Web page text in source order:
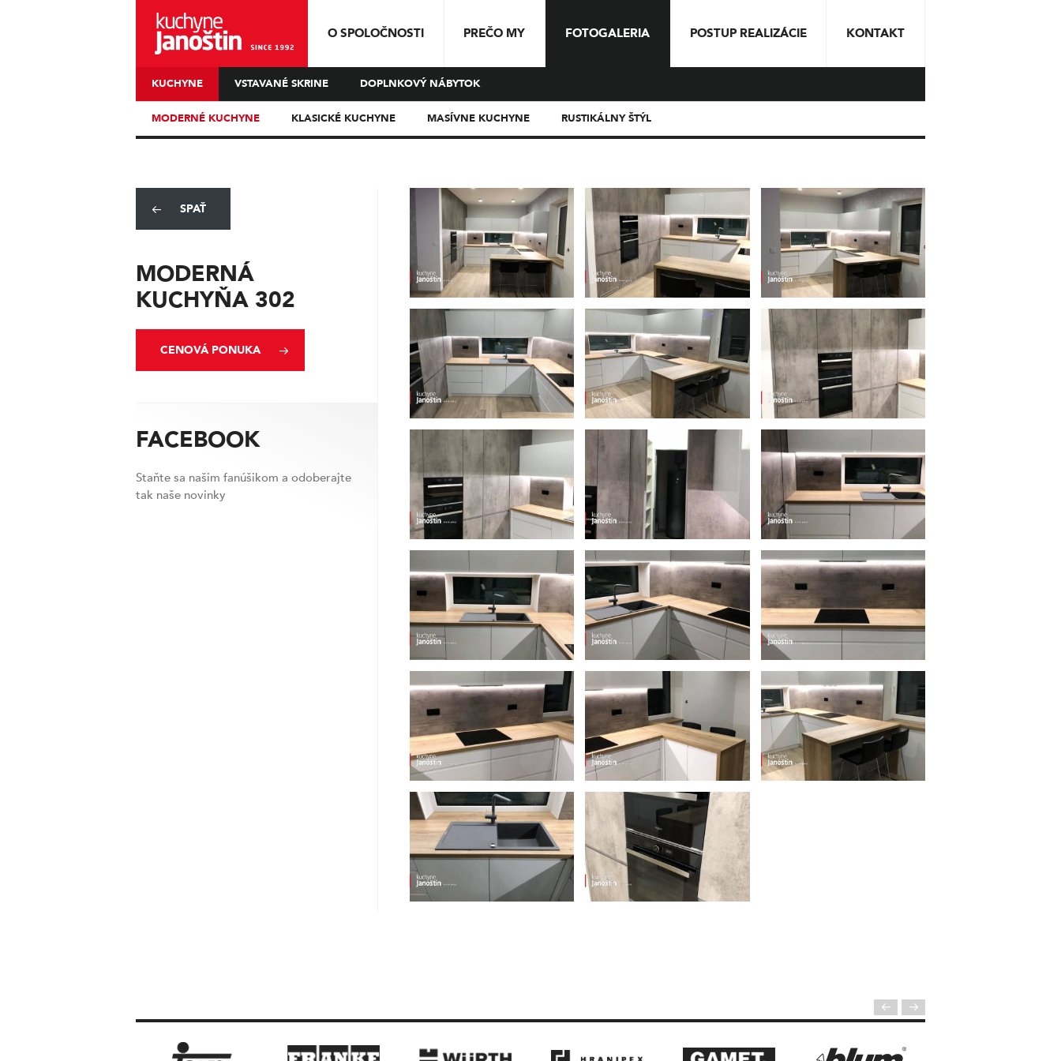
O SPOLOČNOSTI PREČO MY FOTOGALERIA POSTUP REALIZÁCIE KONTAKT
KUCHYNE
MODERNÉ KUCHYNE KLASICKÉ KUCHYNE MASÍVNE KUCHYNE RUSTIKÁLNY ŠTÝL
VSTAVANÉ SKRINE DOPLNKOVÝ NÁBYTOK
SPAŤ
MODERNÁ
KUCHYŇA 302
CENOVÁ PONUKA
FACEBOOK
Staňte sa našim fanúšikom a odoberajte
tak naše novinky